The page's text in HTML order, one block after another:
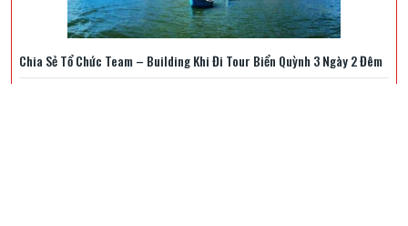
Chia Sẻ Tổ Chức Team – Building Khi Đi Tour Biển Quỳnh 3 Ngày 2 Đêm